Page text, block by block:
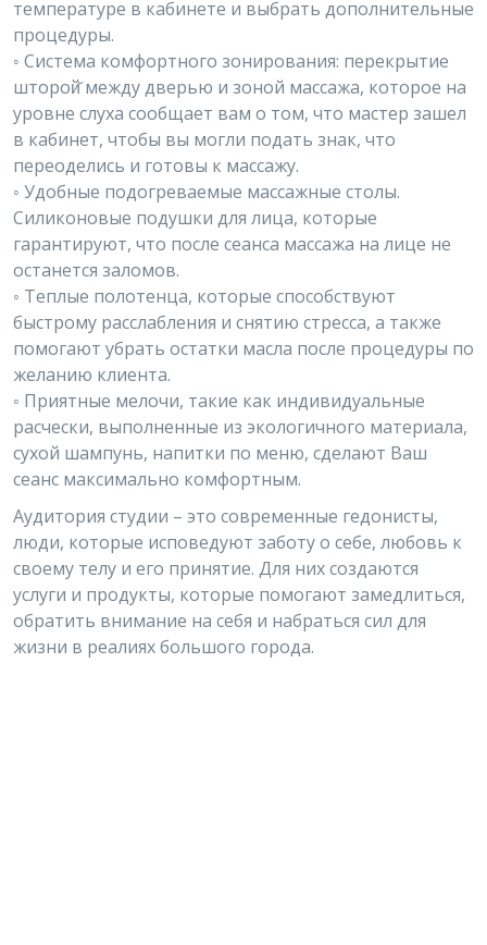
температуре в кабинете и выбрать дополнительные
процедуры.
◦ Система комфортного зонирования: перекрытие
шторой̆ между дверью и зоной массажа, которое на
уровне слуха сообщает вам о том, что мастер зашел
в кабинет, чтобы вы могли подать знак, что
переоделись и готовы к массажу.
◦ Удобные подогреваемые массажные столы.
Силиконовые подушки для лица, которые
гарантируют, что после сеанса массажа на лице не
останется заломов.
◦ Теплые полотенца, которые способствуют
быстрому расслабления и снятию стресса, а также
помогают убрать остатки масла после процедуры по
желанию клиента.
◦ Приятные мелочи, такие как индивидуальные
расчески, выполненные из экологичного материала,
сухой шампунь, напитки по меню, сделают Ваш
сеанс максимально комфортным.
Аудитория студии – это современные гедонисты,
люди, которые исповедуют заботу о себе, любовь к
своему телу и его принятие. Для них создаются
услуги и продукты, которые помогают замедлиться,
обратить внимание на себя и набраться сил для
жизни в реалиях большого города.